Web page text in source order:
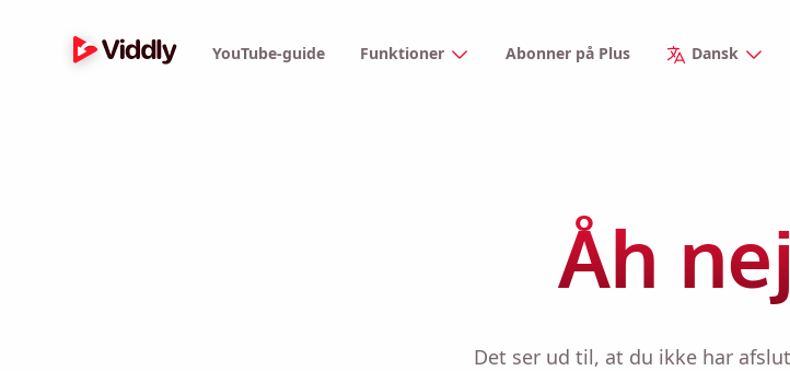
YouTube-guide Funktioner Abonner på Plus Dansk
Åh
Det ser ud til, at du ikke har